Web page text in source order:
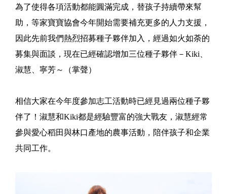
為了使得各項活動都能圓滿完成，替孩子持續帶來幫
助，等家寶寶協會今年開始需要補充更多的人力支援，
因此先前我們熱烈招募種子夥伴加入，經過如火如荼的
募集與面談，現在已經確認增加三位種子夥伴－Kiki、
淑慧、寧芳～（掌聲）
相信大家在今年度參加志工活動時已經見過兩位種子夥
伴了！淑慧和Kiki都是經驗豐富的強大戰友，淑慧經常
參與愛心稻田與林口產地的農事活動，陪伴孩子和企業
共同工作。